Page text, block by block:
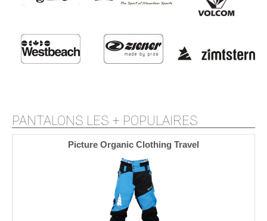
PANTALONS LES + POPULAIRES
Picture Organic Clothing Travel